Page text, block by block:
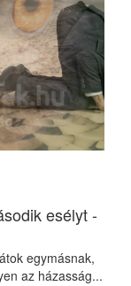
esélyt -
egymásnak,
az házasság...